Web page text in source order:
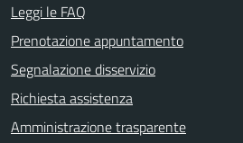
Leggi le FAQ
Prenotazione appuntamento
Segnalazione disservizio
Richiesta assistenza
Amministrazione trasparente